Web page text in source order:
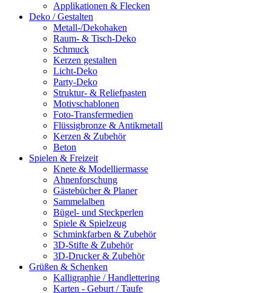
Applikationen & Flecken
Deko / Gestalten
Metall-/Dekohaken
Raum- & Tisch-Deko
Schmuck
Kerzen gestalten
Licht-Deko
Party-Deko
Struktur- & Reliefpasten
Motivschablonen
Foto-Transfermedien
Flüssigbronze & Antikmetall
Kerzen & Zubehör
Beton
Spielen & Freizeit
Knete & Modelliermasse
Ahnenforschung
Gästebücher & Planer
Sammelalben
Bügel- und Steckperlen
Spiele & Spielzeug
Schminkfarben & Zubehör
3D-Stifte & Zubehör
3D-Drucker & Zubehör
Grüßen & Schenken
Kalligraphie / Handlettering
Karten - Geburt / Taufe